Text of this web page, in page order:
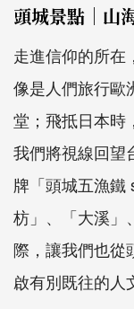
頭城景點｜山
走進信仰的所在
像是人們旅行歐
堂；飛抵日本時
我們將視線回望
牌「頭城五漁鐵
枋」、「大溪」
際，讓我們也從
啟有別既往的人